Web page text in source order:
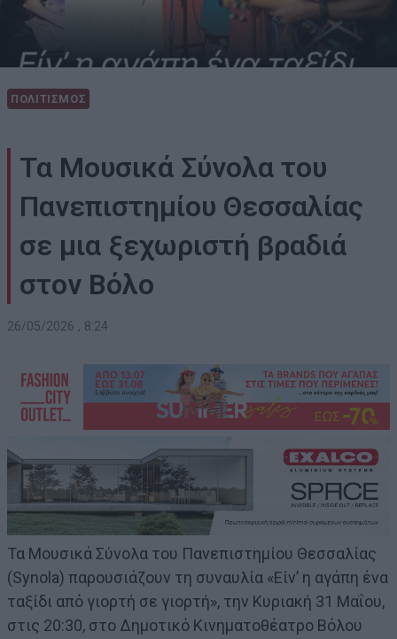
ΠΟΛΙΤΙΣΜΟΣ
Τα Μουσικά Σύνολα του
Πανεπιστημίου Θεσσαλίας
σε μια ξεχωριστή βραδιά
στον Βόλο
26/05/2026 , 8:24
Τα Μουσικά Σύνολα του Πανεπιστημίου Θεσσαλίας
(Synola) παρουσιάζουν τη συναυλία «Είν’ η αγάπη ένα
ταξίδι από γιορτή σε γιορτή», την Κυριακή 31 Μαΐου,
στις 20:30, στο Δημοτικό Κινηματοθέατρο Βόλου